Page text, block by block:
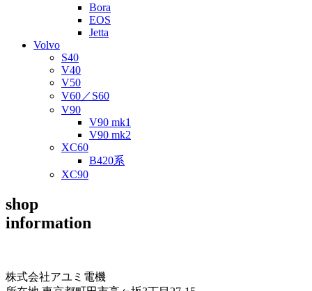
Bora
EOS
Jetta
Volvo
S40
V40
V50
V60／S60
V90
V90 mk1
V90 mk2
XC60
B420系
XC90
shop
information
株式会社アユミ電機